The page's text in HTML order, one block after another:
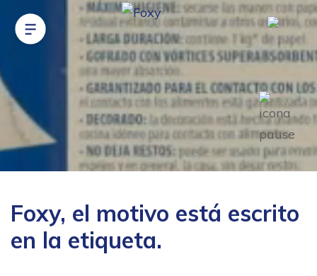
Foxy, el motivo está escrito
en la etiqueta.